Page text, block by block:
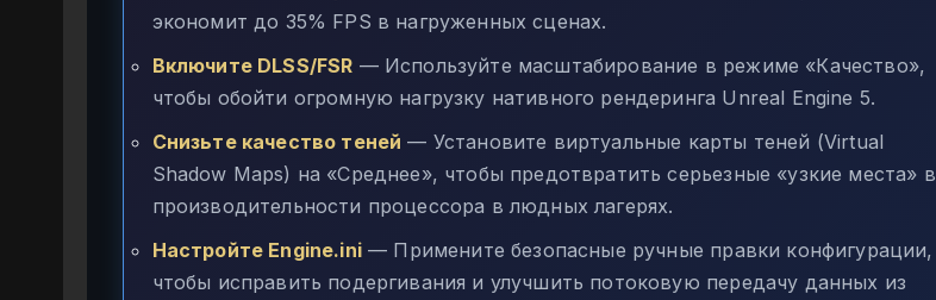
экономит до 35% FPS в нагруженных сценах.
Включите DLSS/FSR — Используйте масштабирование в режиме «Качество»,
чтобы обойти огромную нагрузку нативного рендеринга Unreal Engine 5.
Снизьте качество теней — Установите виртуальные карты теней (Virtual
Shadow Maps) на «Среднее», чтобы предотвратить серьезные «узкие места» в
производительности процессора в людных лагерях.
Настройте Engine.ini— Примените безопасные ручные правки конфигурации,
чтобы исправить подергивания и улучшить потоковую передачу данных из